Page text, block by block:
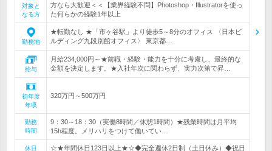
対象と
なる方
方なら大歓迎＜＜【業界経験不問】Photoshop・Illustratorを使っ
た何らかの経験1年以上
勤務地
★転勤なし ★「市ヶ谷駅」より徒歩5～8分のオフィス 〈日本ビ
ルディング九段別館オフィス〉 東京都…
給与
月給234,000円～★前職・経験・能力を十分に考慮し、最終的な
金額を決定します。★入社年次に関わらず、実力次第で昇…
初年度
年収
320万円～500万円
勤務
時間
9：30～18：30（実働8時間／休憩1時間）★残業時間は月平均
15h程度。メリハリをつけて働いてい…
休日
☆★年間休日123日以上★☆◆完全週休2日制（土日休み）◆祝日